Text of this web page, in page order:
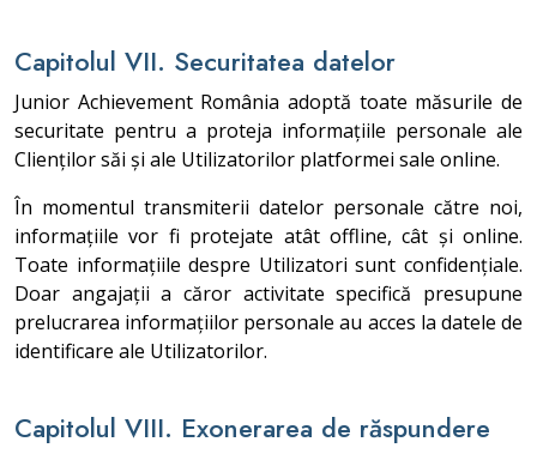
Capitolul VII. Securitatea datelor
Junior Achievement România adoptă toate măsurile de
securitate pentru a proteja informațiile personale ale
Clienților săi și ale Utilizatorilor platformei sale online.
În momentul transmiterii datelor personale către noi,
informațiile vor fi protejate atât offline, cât și online.
Toate informațiile despre Utilizatori sunt confidențiale.
Doar angajații a căror activitate specifică presupune
prelucrarea informațiilor personale au acces la datele de
identificare ale Utilizatorilor.
Capitolul VIII. Exonerarea de răspundere